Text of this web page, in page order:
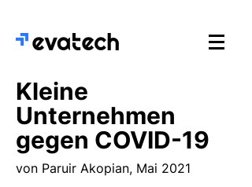
Kleine
Unternehmen
gegen COVID-19
von Paruir Akopian, Mai 2021